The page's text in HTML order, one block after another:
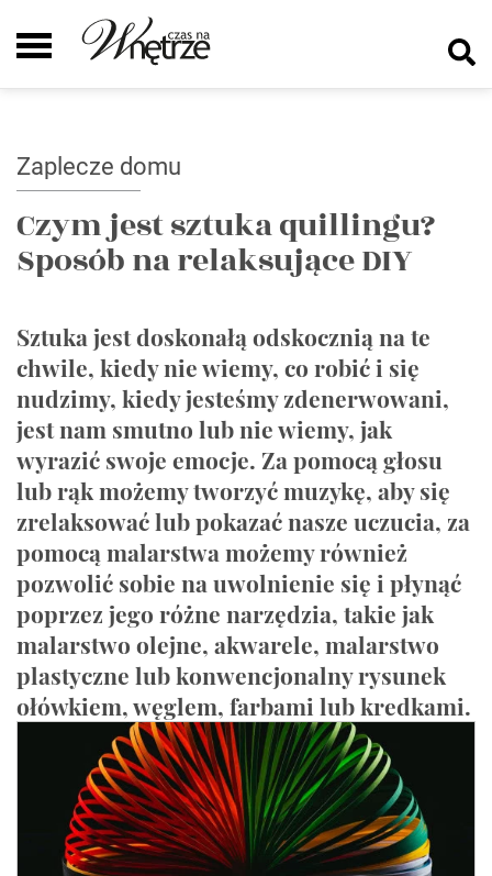
Zaplecze domu
Czym jest sztuka quillingu?
Sposób na relaksujące DIY
Sztuka jest doskonałą odskocznią na te
chwile, kiedy nie wiemy, co robić i się
nudzimy, kiedy jesteśmy zdenerwowani,
jest nam smutno lub nie wiemy, jak
wyrazić swoje emocje. Za pomocą głosu
lub rąk możemy tworzyć muzykę, aby się
zrelaksować lub pokazać nasze uczucia, za
pomocą malarstwa możemy również
pozwolić sobie na uwolnienie się i płynąć
poprzez jego różne narzędzia, takie jak
malarstwo olejne, akwarele, malarstwo
plastyczne lub konwencjonalny rysunek
ołówkiem, węglem, farbami lub kredkami.